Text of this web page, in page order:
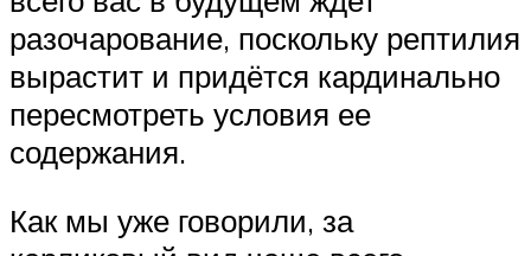
разочарование, поскольку рептилия
вырастит и придётся кардинально
пересмотреть условия ее
содержания.
Как мы уже говорили, за